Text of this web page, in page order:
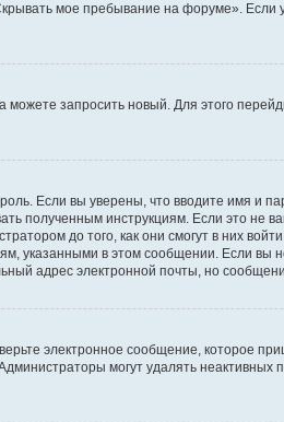
мое пребывание на форуме».
можете запросить новый. Для этого
Если вы уверены, что вводите имя и
полученным инструкциям. Если это не
до того, как они смогут в них
указанными в этом сообщении. Если
адрес электронной почты, но
электронное сообщение, которое
могут удалять